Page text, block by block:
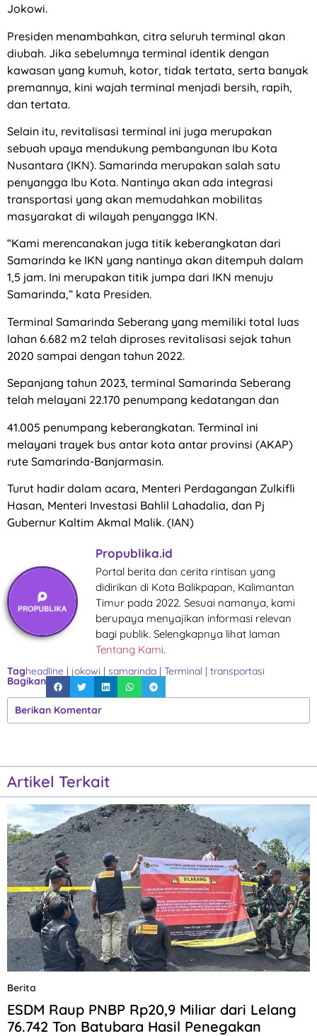
Jokowi.
Presiden menambahkan, citra seluruh terminal akan
diubah. Jika sebelumnya terminal identik dengan
kawasan yang kumuh, kotor, tidak tertata, serta banyak
premannya, kini wajah terminal menjadi bersih, rapih,
dan tertata.
Selain itu, revitalisasi terminal ini juga merupakan
sebuah upaya mendukung pembangunan Ibu Kota
Nusantara (IKN). Samarinda merupakan salah satu
penyangga Ibu Kota. Nantinya akan ada integrasi
transportasi yang akan memudahkan mobilitas
masyarakat di wilayah penyangga IKN.
“Kami merencanakan juga titik keberangkatan dari
Samarinda ke IKN yang nantinya akan ditempuh dalam
1,5 jam. Ini merupakan titik jumpa dari IKN menuju
Samarinda,” kata Presiden.
Terminal Samarinda Seberang yang memiliki total luas
lahan 6.682 m2 telah diproses revitalisasi sejak tahun
2020 sampai dengan tahun 2022.
Sepanjang tahun 2023, terminal Samarinda Seberang
telah melayani 22.170 penumpang kedatangan dan
41.005 penumpang keberangkatan. Terminal ini
melayani trayek bus antar kota antar provinsi (AKAP)
rute Samarinda-Banjarmasin.
Turut hadir dalam acara, Menteri Perdagangan Zulkifli
Hasan, Menteri Investasi Bahlil Lahadalia, dan Pj
Gubernur Kaltim Akmal Malik. (IAN)
Propublika.id
Portal berita dan cerita rintisan yang
didirikan di Kota Balikpapan, Kalimantan
Timur pada 2022. Sesuai namanya, kami
berupaya menyajikan informasi relevan
bagi publik. Selengkapnya lihat laman
Tentang Kami.
Tagheadline jokowi samarinda Terminal transportasi
Bagikan
Berikan Komentar
Artikel Terkait
Berita
ESDM Raup PNBP Rp20,9 Miliar dari Lelang
76.742 Ton Batubara Hasil Penegakan